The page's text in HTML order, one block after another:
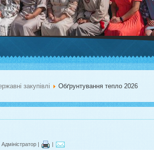
закупівлі Обґрунтування тепло 2026
| |